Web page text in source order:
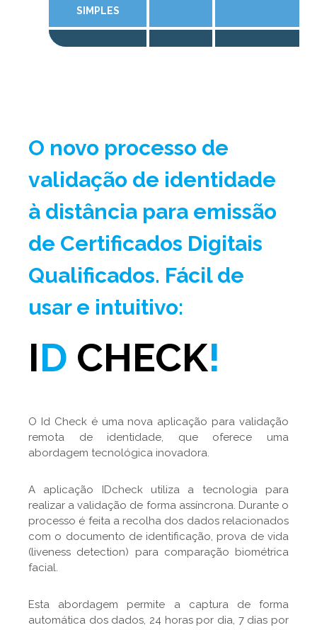
SIMPLES
O novo processo de
validação de identidade
à distância para emissão
de Certificados Digitais
Qualificados. Fácil de
usar e intuitivo:
ID CHECK!
O Id Check é uma nova aplicação para validação
remota de identidade, que oferece uma
abordagem tecnológica inovadora.
A aplicação IDcheck utiliza a tecnologia para
realizar a validação de forma assíncrona. Durante o
processo é feita a recolha dos dados relacionados
com o documento de identificação, prova de vida
(liveness detection) para comparação biométrica
facial.
Esta abordagem permite a captura de forma
automática dos dados, 24 horas por dia, 7 dias por